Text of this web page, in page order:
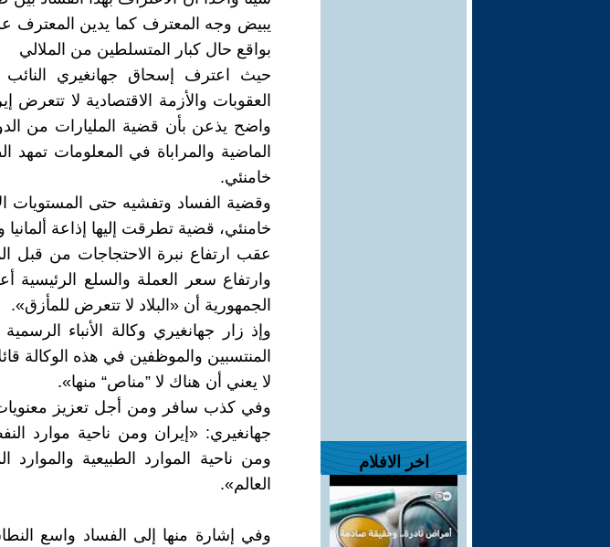
اخر الافلام
يبيض وجه المعترف كما يدين المعترف
بواقع حال كبار المتسلطين من الملالي
حيث اعترف إسحاق جهانغيري النائب
العقوبات والأزمة الاقتصادية لا
واضح يذعن بأن قضية المليارات من
الماضية والمراباة في المعلومات
خامنئي.
وقضية الفساد وتفشيه حتى المستويات
خامنئي، قضية تطرقت إليها إذاعة ألمانيا
عقب ارتفاع نبرة الاحتجاجات من قبل
وارتفاع سعر العملة والسلع الرئيسية
الجمهورية أن «البلاد لا تتعرض للمأزق».
وإذ زار جهانغيري وكالة الأنباء
المنتسبين والموظفين في هذه الوكالة
لا يعني أن هناك لا ”مناص“ منها».
وفي كذب سافر ومن أجل تعزيز معنويات
جهانغيري: «إيران ومن ناحية موارد
العالم».
وفي إشارة منها إلى الفساد واسع